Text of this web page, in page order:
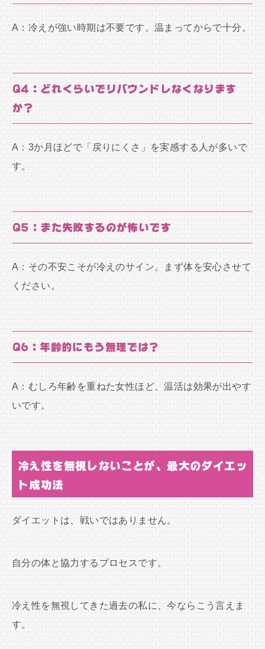
A：冷えが強い時期は不要です。温まってからで十分。
Q4：どれくらいでリバウンドしなくなります
か？
A：3か月ほどで「戻りにくさ」を実感する人が多いで
す。
Q5：また失敗するのが怖いです
A：その不安こそが冷えのサイン。まず体を安心させて
ください。
Q6：年齢的にもう無理では？
A：むしろ年齢を重ねた女性ほど、温活は効果が出やす
いです。
冷え性を無視しないことが、最大のダイエッ
ト成功法
ダイエットは、戦いではありません。
自分の体と協力するプロセスです。
冷え性を無視してきた過去の私に、今ならこう言えま
す。